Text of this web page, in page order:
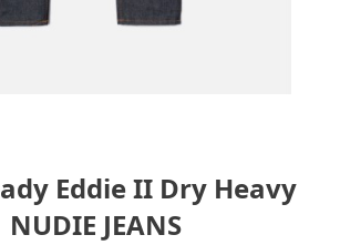
Eddie II Dry Heavy
NUDIE JEANS